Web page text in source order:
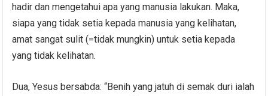
hadir dan mengetahui apa yang manusia lakukan. Maka,
siapa yang tidak setia kepada manusia yang kelihatan,
amat sangat sulit (=tidak mungkin) untuk setia kepada
yang tidak kelihatan.
Dua, Yesus bersabda: “Benih yang jatuh di semak duri ialah